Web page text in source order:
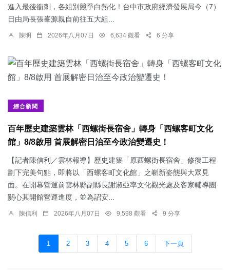
進入最後衝刺，各組別競爭白熱化！台中市政府經濟發展局今（7）
日由局長張峯源親自前往五大組...
陳明 2026年八月07日 6,634 觀看 6 分享
綜合新聞
百年歷史建築雲林「西螺街長宿舍」轉身「西螺客町文化
館」8/8啟用 首展解密日治至今政治變遷史！
【記者陳信利／雲林報導】歷史建築「原西螺街長宿舍」修復工程
劃下完美句點，即將以「西螺客町文化館」之嶄新姿態與大眾見
面。在開幕營運前雲林縣副縣長謝淑亞率文化觀光處及客家輔導團
關心其開館營運進度，並為詔安...
陳信利 2026年八月07日 9,598 觀看 9 分享
1 2 3 4 5 6 下一頁